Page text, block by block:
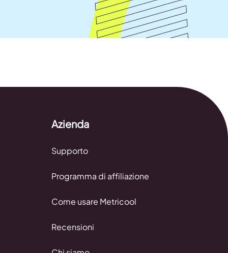
Azienda
Supporto
Programma di affiliazione
Come usare Metricool
Recensioni